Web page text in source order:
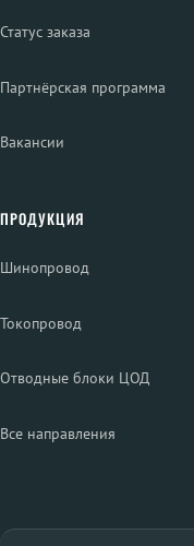
Статус заказа
Партнёрская программа
Вакансии
ПРОДУКЦИЯ
Шинопровод
Токопровод
Отводные блоки ЦОД
Все направления